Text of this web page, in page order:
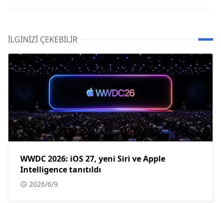
İLGINIZI ÇEKEBILIR
WWDC 2026: iOS 27, yeni Siri ve Apple
Intelligence tanıtıldı
2026/6/9